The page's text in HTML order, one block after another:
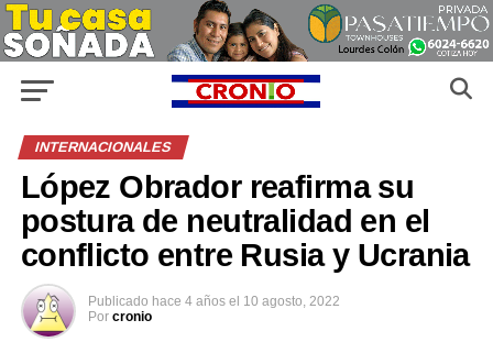
INTERNACIONALES
López Obrador reafirma su
postura de neutralidad en el
conflicto entre Rusia y Ucrania
Publicado hace 4 años el 10 agosto, 2022
Por cronio